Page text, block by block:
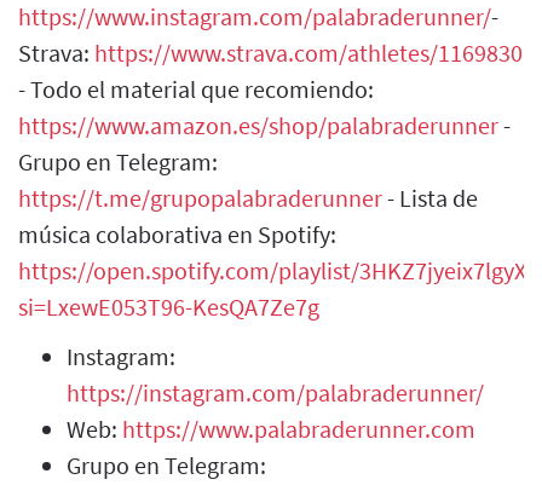
https://www.instagram.com/palabraderunner/-
Strava: https://www.strava.com/athletes/1169830
- Todo el material que recomiendo:
https://www.amazon.es/shop/palabraderunner-
Grupo en Telegram:
https://t.me/grupopalabraderunner- Lista de
música colaborativa en Spotify:
https://open.spotify.com/playlist/
si=LxewE053T96-KesQA7Ze7g
Instagram:
https://instagram.com/palabraderunner/
Web: https://www.palabraderunner.com
Grupo en Telegram: